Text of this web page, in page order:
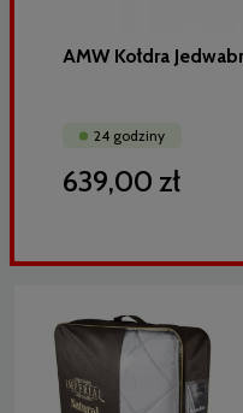
AMW Kołdra
24 godziny
639,00 zł